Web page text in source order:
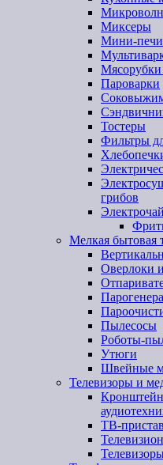
Миксеры
Мини-печи
Мясорубки
Пароварки
Тостеры
Фильтры
грибов
Мелкая бытовая
Оверлоки
Пылесосы
Роботы-
Утюги
Швейные
Телевизоры и
ТВ-